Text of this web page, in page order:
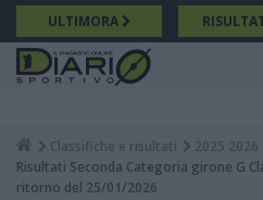
Salta
al
contenuto
principale
ULTIMORA
Breadcrumb
Classifiche e risultati 2025 2026
Risultati Seconda Categoria girone G
ritorno del 25/01/2026